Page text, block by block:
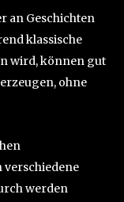
an Geschichten
klassische
wird, können gut
ohne
verschiedene
werden